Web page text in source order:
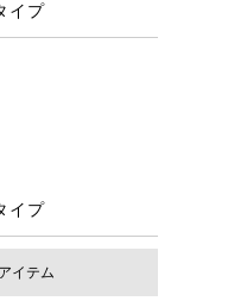
イプ
イプ
イテム